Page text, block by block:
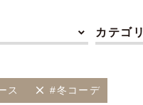
カテゴリ
ス #冬コーデ